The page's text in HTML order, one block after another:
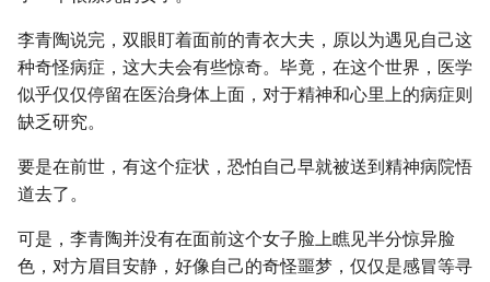
李青陶说完，双眼盯着面前的青衣大夫，原以为遇见自己这
种奇怪病症，这大夫会有些惊奇。毕竟，在这个世界，医学
似乎仅仅停留在医治身体上面，对于精神和心里上的病症则
缺乏研究。
要是在前世，有这个症状，恐怕自己早就被送到精神病院悟
道去了。
可是，李青陶并没有在面前这个女子脸上瞧见半分惊异脸
色，对方眉目安静，好像自己的奇怪噩梦，仅仅是感冒等寻